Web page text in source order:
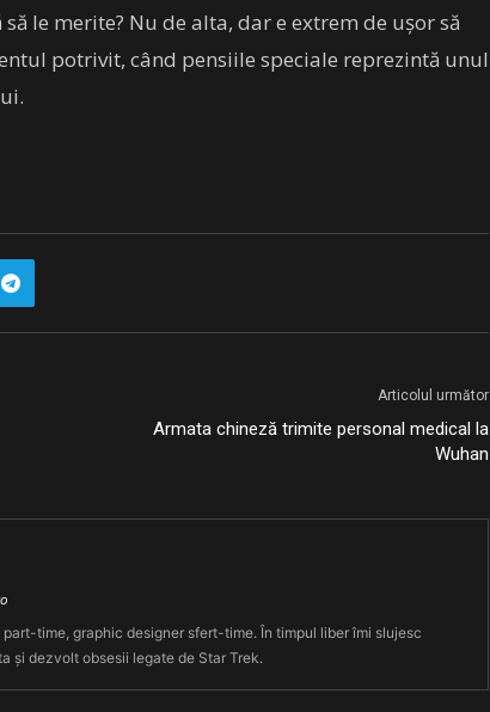
le merite? Nu de alta, dar e extrem de ușor să
potrivit, când pensiile speciale reprezintă unul
Articolul următor
Armata chineză trimite personal medical la
Wuhan
time, graphic designer sfert-time. În timpul liber îmi slujesc
și dezvolt obsesii legate de Star Trek.